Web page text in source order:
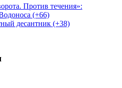
Против течения»:
(+66)
десантник (+38)